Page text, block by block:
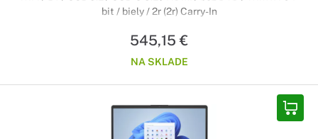
bit / biely / 2r (2r) Carry-In
545,15 €
NA SKLADE